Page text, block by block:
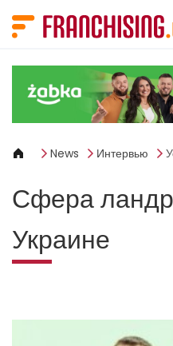
News Интервью
Сфера
Украине